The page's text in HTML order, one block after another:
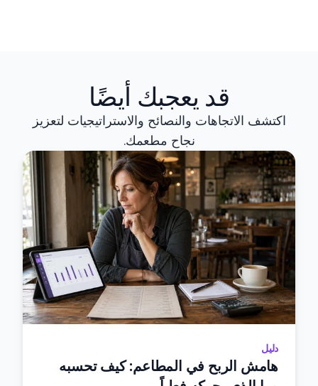
قد يعجبك أيضًا
اكتشف الاتجاهات والنصائح والاستراتيجيات لتعزيز
نجاح مطعمك.
دليل
هامش الربح في المطاعم: كيف تحسبه